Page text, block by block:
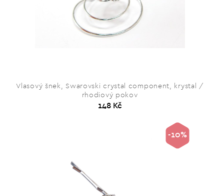
Vlasový šnek, Swarovski crystal component, krystal /
rhodiový pokov
148 Kč
-10%